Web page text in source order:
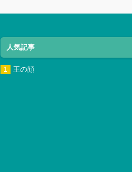
人気記事
王の顔